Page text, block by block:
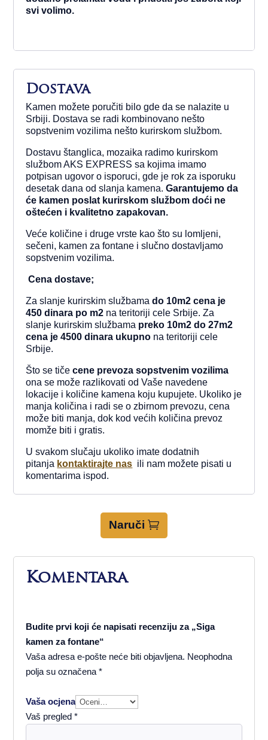
svi volimo.
Dostava
Kamen možete poručiti bilo gde da se nalazite u
Srbiji. Dostava se radi kombinovano nešto
sopstvenim vozilima nešto kurirskom službom.
Dostavu štanglica, mozaika radimo kurirskom
službom AKS EXPRESS sa kojima imamo
potpisan ugovor o isporuci, gde je rok za isporuku
desetak dana od slanja kamena. Garantujemo da
će kamen poslat kurirskom službom doći ne
oštećen i kvalitetno zapakovan.
Veće količine i druge vrste kao što su lomljeni,
sečeni, kamen za fontane i slučno dostavljamo
sopstvenim vozilima.
Cena dostave;
Za slanje kurirskim službama do 10m2 cena je
450 dinara po m2 na teritoriji cele Srbije. Za
slanje kurirskim službama preko 10m2 do 27m2
cena je 4500 dinara ukupno na teritoriji cele
Srbije.
Što se tiče cene prevoza sopstvenim vozilima
ona se može razlikovati od Vaše navedene
lokacije i količine kamena koju kupujete. Ukoliko je
manja količina i radi se o zbirnom prevozu, cena
može biti manja, dok kod većih količina prevoz
momže biti i gratis.
U svakom slučaju ukoliko imate dodatnih
pitanja kontaktirajte nas ili nam možete pisati u
komentarima ispod.
Naruči
Komentara
Budite prvi koji će napisati recenziju za „Siga
kamen za fontane“
Vaša adresa e-pošte neće biti objavljena. Neophodna
polja su označena*
Vaša ocjena
Vaš pregled*